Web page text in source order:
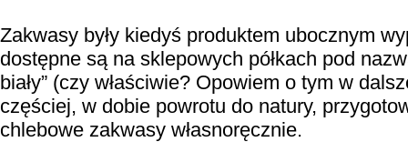
Zakwasy były kiedyś produktem ubocznym
dostępne są na sklepowych półkach pod
biały” (czy właściwie? Opowiem o tym w
częściej, w dobie powrotu do natury,
chlebowe zakwasy własnoręcznie.